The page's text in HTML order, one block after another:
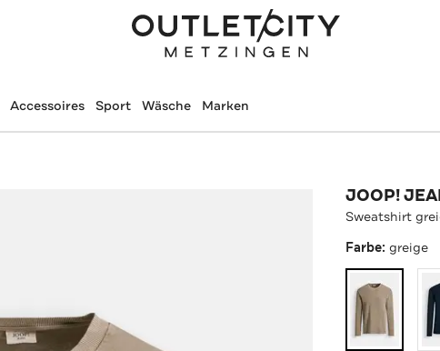
Accessoires Sport Wäsche Marken
JOOP!
Sweatshirt
Farbe:greige